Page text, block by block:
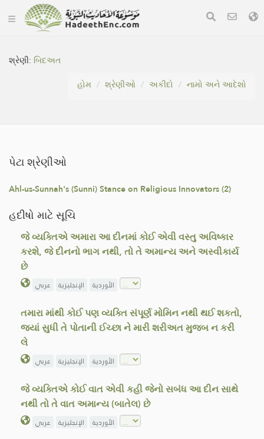
શ્રેણી: બિદઅત
હોમ
શ્રેણીઓ અકીદો નામો અને આદેશો
પેટા શ્રેણીઓ
Ahl-us-Sunnah's (Sunni) Stance on Religious Innovators (2)
હદીષો માટે સૂચિ
જે વ્યક્તિએ અમારા આ દીનમાં કોઈ એવી વસ્તુ અવિષ્કાર
કરશે, જે દીનનો ભાગ નથી, તો તે અમાન્ય અને અસ્વીકાર્ય
છે
عربي الإنجليزية الأوردية
તમારા માંથી કોઈ પણ વ્યક્તિ સંપૂર્ણ મોમિન નથી થઈ શકતો,
જ્યાં સુધી તે પોતાની ઈચ્છા ને મારી શરીઅત મુજબ ન કરી
લે
عربي الإنجليزية الأوردية
જે વ્યક્તિએ કોઈ વાત એવી કહી જેનો સબંધ આ દીન સાથે
નથી તો તે વાત અમાન્ય (બાતેલ) છે
عربي الإنجليزية الأوردية